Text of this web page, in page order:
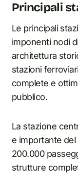
Principali
Le principali
imponenti nodi
architettura
stazioni
complete e
pubblico.
La stazione
e importante del
200.000
strutture